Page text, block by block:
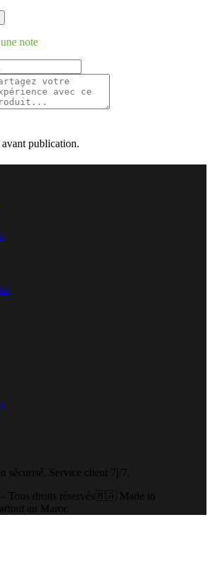
note
publication.
sécurisé. Service client 7j/7.
Tous droits réservés🇲🇦 Made in
au Maroc